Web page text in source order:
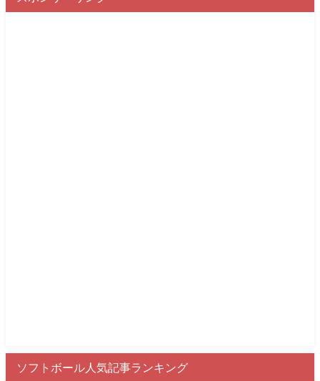
ソフトボール人気記事ランキング